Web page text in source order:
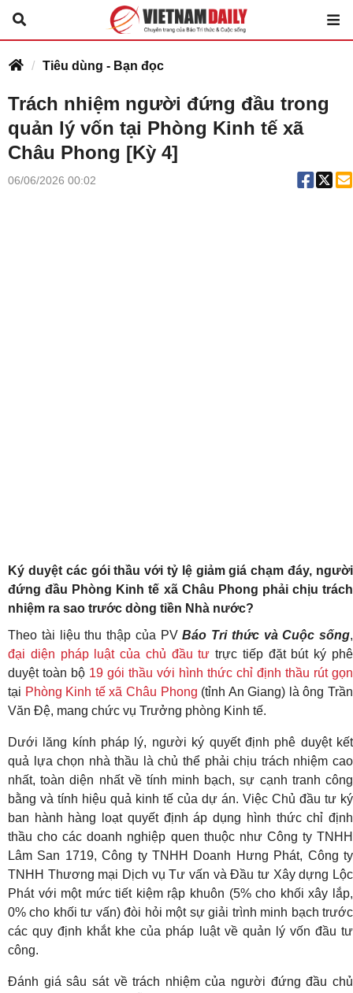
Tiêu dùng - Bạn đọc
Trách nhiệm người đứng đầu trong
quản lý vốn tại Phòng Kinh tế xã
Châu Phong [Kỳ 4]
06/06/2026 00:02
Ký duyệt các gói thầu với tỷ lệ giảm giá chạm đáy, người
đứng đầu Phòng Kinh tế xã Châu Phong phải chịu trách
nhiệm ra sao trước dòng tiền Nhà nước?
Theo tài liệu thu thập của PVBáo Tri thức và Cuộc sống,
đại diện pháp luật của chủ đầu tư trực tiếp đặt bút ký phê
duyệt toàn bộ 19 gói thầu với hình thức chỉ định thầu rút gọn
tại Phòng Kinh tế xã Châu Phong (tỉnh An Giang) là ông Trần
Văn Đệ, mang chức vụ Trưởng phòng Kinh tế.
Dưới lăng kính pháp lý, người ký quyết định phê duyệt kết
quả lựa chọn nhà thầu là chủ thể phải chịu trách nhiệm cao
nhất, toàn diện nhất về tính minh bạch, sự cạnh tranh công
bằng và tính hiệu quả kinh tế của dự án. Việc Chủ đầu tư ký
ban hành hàng loạt quyết định áp dụng hình thức chỉ định
thầu cho các doanh nghiệp quen thuộc như Công ty TNHH
Lâm San 1719, Công ty TNHH Doanh Hưng Phát, Công ty
TNHH Thương mại Dịch vụ Tư vấn và Đầu tư Xây dựng Lộc
Phát với một mức tiết kiệm rập khuôn (5% cho khối xây lắp,
0% cho khối tư vấn) đòi hỏi một sự giải trình minh bạch trước
các quy định khắt khe của pháp luật về quản lý vốn đầu tư
công.
Đánh giá sâu sát về trách nhiệm của người đứng đầu chủ